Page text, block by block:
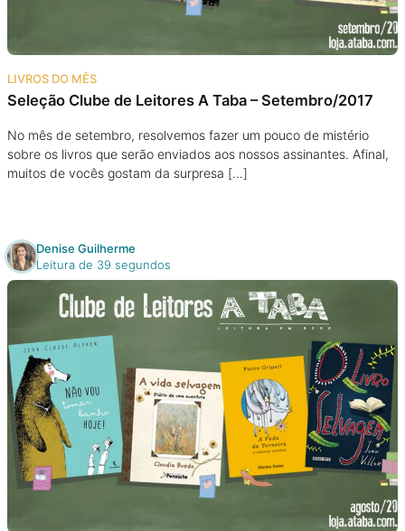
LIVROS DO MÊS
Seleção Clube de Leitores A Taba – Setembro/2017
No mês de setembro, resolvemos fazer um pouco de mistério
sobre os livros que serão enviados aos nossos assinantes. Afinal,
muitos de vocês gostam da surpresa […]
Denise Guilherme
Leitura de 39 segundos